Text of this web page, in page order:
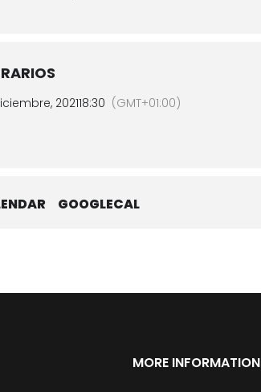
202118:30 (GMT+01:00)
GOOGLECAL
MORE INFORMATION